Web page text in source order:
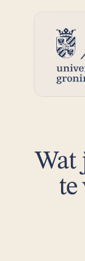
Wat
te